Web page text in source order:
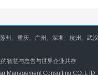
州、重庆、广州、深圳、杭州、武汉
的智慧与忠告与世界企业共存
Management Consulting CO.,LTD